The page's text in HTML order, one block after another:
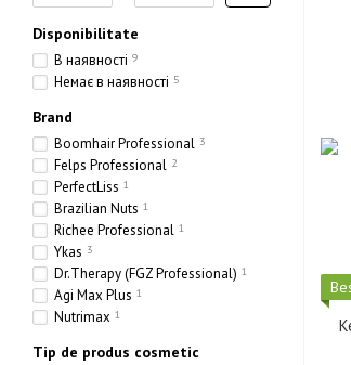
Disponibilitate
В наявності 9
Немає в наявності 5
Brand
Boomhair Professional 3
Felps Professional 2
PerfectLiss 1
Brazilian Nuts 1
Richee Professional 1
Ykas 3
Dr.Therapy (FGZ Professional) 1
Agi Max Plus 1
Nutrimax 1
Tip de produs cosmetic